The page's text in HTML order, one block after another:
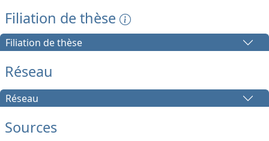
Filiation de thèse
Filiation de thèse
Réseau
Réseau
Sources